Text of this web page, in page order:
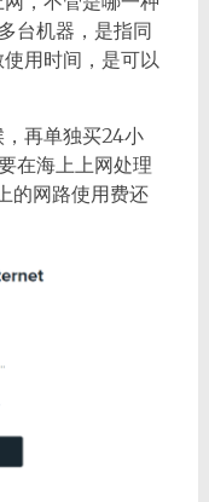
台机器，是指同
用时间，是可以
再单独买24小
在海上上网处理
的网路使用费还